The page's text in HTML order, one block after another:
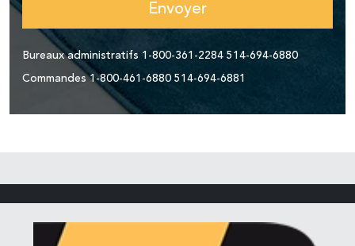
Envoyer
Bureaux administratifs 1-800-361-2284 514-694-6880
Commandes 1-800-461-6880 514-694-6881